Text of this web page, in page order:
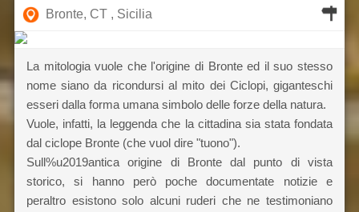
Bronte, CT , Sicilia
La mitologia vuole che l'origine di Bronte ed il suo stesso
nome siano da ricondursi al mito dei Ciclopi, giganteschi
esseri dalla forma umana simbolo delle forze della natura.
Vuole, infatti, la leggenda che la cittadina sia stata fondata
dal ciclope Bronte (che vuol dire "tuono").
Sull%u2019antica origine di Bronte dal punto di vista
storico, si hanno però poche documentate notizie e
peraltro esistono solo alcuni ruderi che ne testimoniano